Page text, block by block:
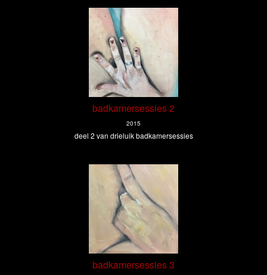
badkamersessies 2
2015
deel 2 van drieluik badkamersessies
badkamersessies 3